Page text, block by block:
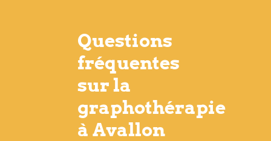
Questions
fréquentes
sur la
graphothérapie
à Avallon